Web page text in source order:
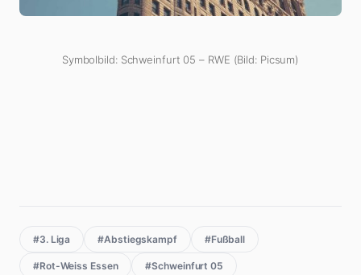
Symbolbild: Schweinfurt 05 – RWE (Bild: Picsum)
#3. Liga #Abstiegskampf #Fußball
#Rot-Weiss Essen #Schweinfurt 05